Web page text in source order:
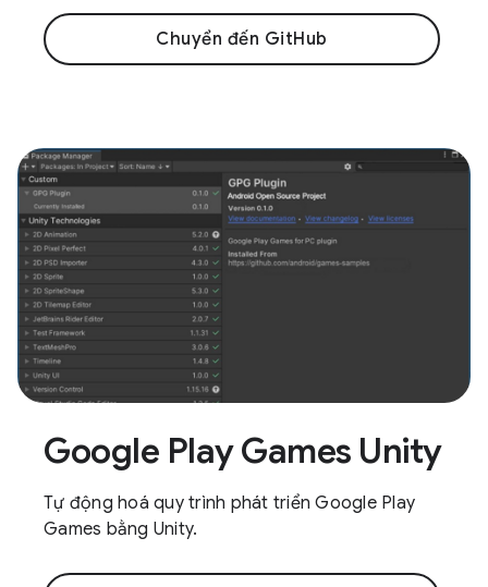
Chuyển đến GitHub
Google Play Games Unity
Tự động hoá quy trình phát triển Google Play
Games bằng Unity.